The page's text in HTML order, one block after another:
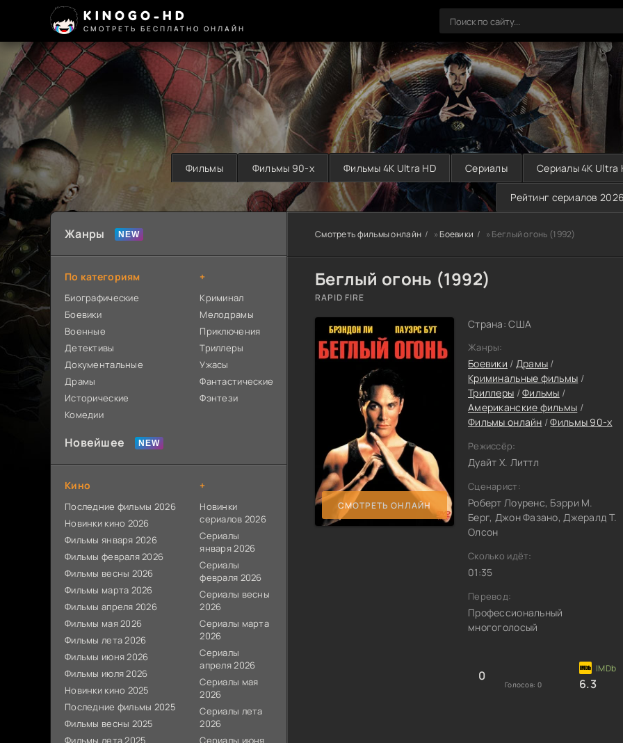
KINOGO-HD
СМОТРЕТЬ БЕСПЛАТНО ОНЛАЙН
Фильмы Фильмы 90-х Фильмы 4K Ultra HD Сериалы Сериалы 4K Ultra
Рейтинг сериалов 2026
Смотреть фильмы онлайн »Боевики » Беглый огонь (1992)
Беглый огонь (1992)
RAPID FIRE
СМОТРЕТЬ ОНЛАЙН
Страна: США
Жанры:
Боевики / Драмы /
Криминальные фильмы /
Триллеры /Фильмы /
Американские фильмы /
Фильмы онлайн /Фильмы 90-х
Режиссёр:
Дуайт Х. Литтл
Сценарист:
Роберт Лоуренс, Бэрри М.
Берг, Джон Фазано, Джералд Т.
Олсон
Сколько идёт:
01:35
Перевод:
Профессиональный
многоголосый
0
Голосов: 0 6.3
Жанры
По категориям
Биографические
Боевики
Военные
Детективы
Документальные
Драмы
Исторические
Комедии
+
Криминал
Мелодрамы
Приключения
Триллеры
Ужасы
Фантастические
Фэнтези
Новейшее
Кино
Последние фильмы 2026
Новинки кино 2026
Фильмы января 2026
Фильмы февраля 2026
Фильмы весны 2026
Фильмы марта 2026
Фильмы апреля 2026
Фильмы мая 2026
Фильмы лета 2026
Фильмы июня 2026
Фильмы июля 2026
Новинки кино 2025
Последние фильмы 2025
Фильмы весны 2025
Фильмы лета 2025
+
Новинки
сериалов 2026
Сериалы
января 2026
Сериалы
февраля 2026
Сериалы весны
2026
Сериалы марта
2026
Сериалы
апреля 2026
Сериалы мая
2026
Сериалы лета
2026
Сериалы июня